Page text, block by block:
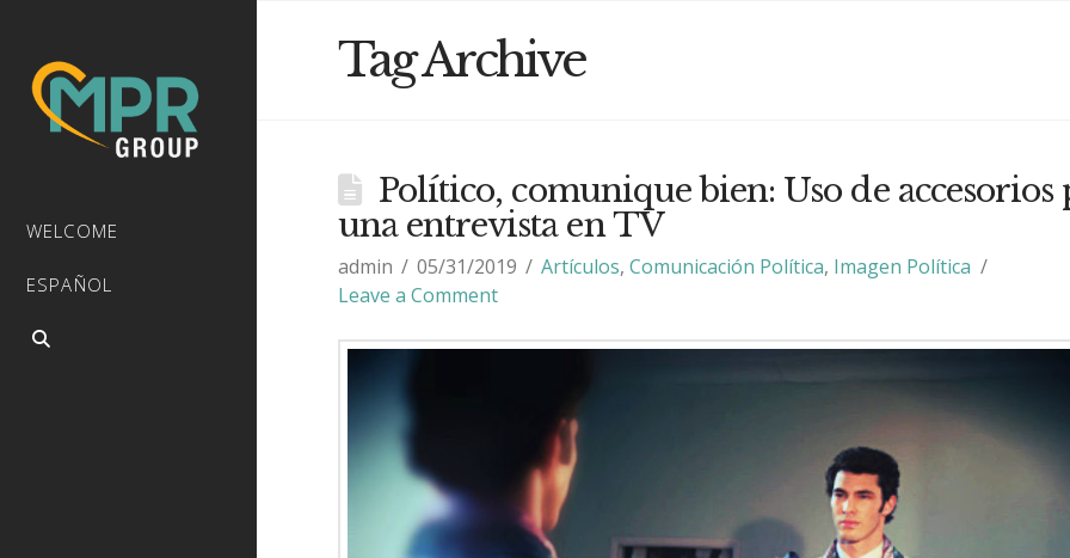
WELCOME
ESPAÑOL
Tag Archive
Político, comunique bien: Uso de accesorios
una entrevista en TV
admin 05/31/2019 Artículos,Comunicación Política, Imagen Política
Leave a Comment